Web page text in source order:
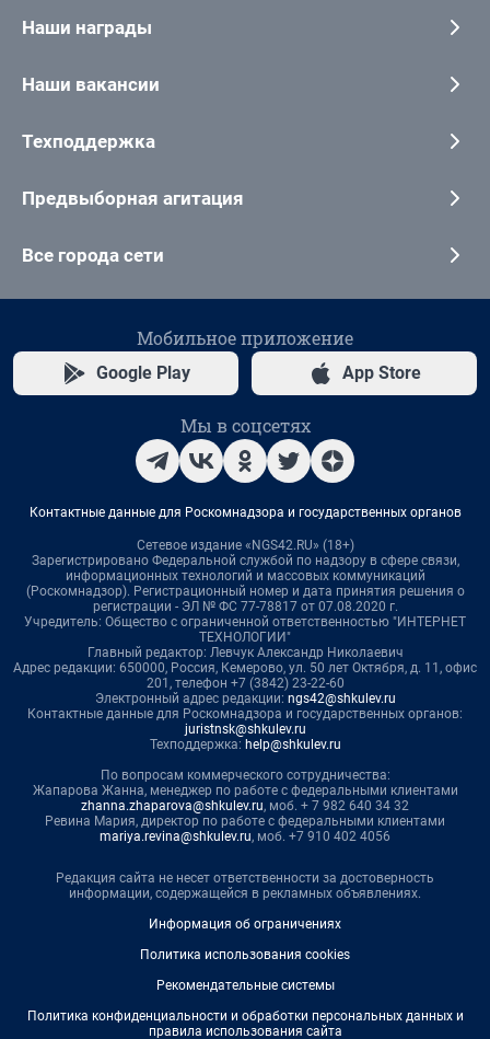
Наши награды
Наши вакансии
Техподдержка
Предвыборная агитация
Все города сети
Мобильное приложение
Google Play App Store
Мы в соцсетях
Контактные данные для Роскомнадзора и государственных органов
Сетевое издание «NGS42.RU» (18+)
Зарегистрировано Федеральной службой по надзору в сфере связи,
информационных технологий и массовых коммуникаций
(Роскомнадзор). Регистрационный номер и дата принятия решения о
регистрации - ЭЛ № ФС 77-78817 от 07.08.2020 г.
Учредитель: Общество с ограниченной ответственностью "ИНТЕРНЕТ
ТЕХНОЛОГИИ"
Главный редактор: Левчук Александр Николаевич
Адрес редакции: 650000, Россия, Кемерово, ул. 50 лет Октября, д. 11, офис
201, телефон +7 (3842) 23-22-60
Электронный адрес редакции: ngs42@shkulev.ru
Контактные данные для Роскомнадзора и государственных органов:
juristnsk@shkulev.ru
Техподдержка: help@shkulev.ru
По вопросам коммерческого сотрудничества:
Жапарова Жанна, менеджер по работе с федеральными клиентами
zhanna.zhaparova@shkulev.ru, моб. + 7 982 640 34 32
Ревина Мария, директор по работе с федеральными клиентами
mariya.revina@shkulev.ru, моб. +7 910 402 4056
Редакция сайта не несет ответственности за достоверность
информации, содержащейся в рекламных объявлениях.
Информация об ограничениях
Политика использования cookies
Рекомендательные системы
Политика конфиденциальности и обработки персональных данных и
правила использования сайта